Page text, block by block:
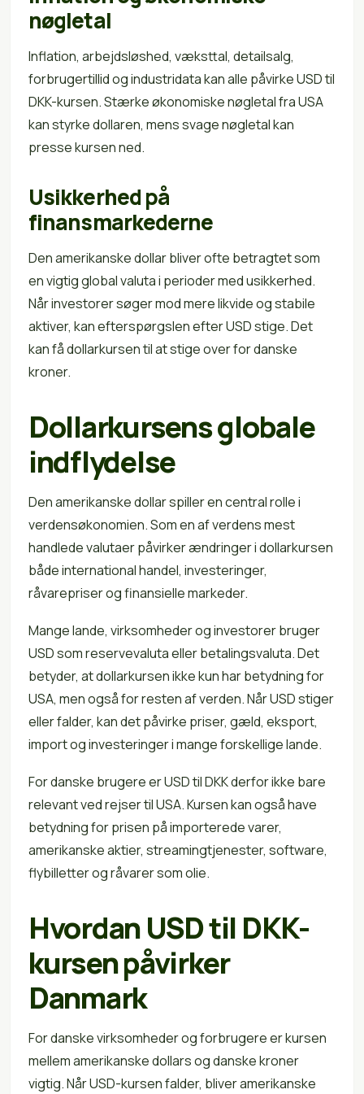
nøgletal
Inflation, arbejdsløshed, væksttal, detailsalg,
forbrugertillid og industridata kan alle påvirke USD til
DKK-kursen. Stærke økonomiske nøgletal fra USA
kan styrke dollaren, mens svage nøgletal kan
presse kursen ned.
Usikkerhed på
finansmarkederne
Den amerikanske dollar bliver ofte betragtet som
en vigtig global valuta i perioder med usikkerhed.
Når investorer søger mod mere likvide og stabile
aktiver, kan efterspørgslen efter USD stige. Det
kan få dollarkursen til at stige over for danske
kroner.
Dollarkursens globale
indflydelse
Den amerikanske dollar spiller en central rolle i
verdensøkonomien. Som en af verdens mest
handlede valutaer påvirker ændringer i dollarkursen
både international handel, investeringer,
råvarepriser og finansielle markeder.
Mange lande, virksomheder og investorer bruger
USD som reservevaluta eller betalingsvaluta. Det
betyder, at dollarkursen ikke kun har betydning for
USA, men også for resten af verden. Når USD stiger
eller falder, kan det påvirke priser, gæld, eksport,
import og investeringer i mange forskellige lande.
For danske brugere er USD til DKK derfor ikke bare
relevant ved rejser til USA. Kursen kan også have
betydning for prisen på importerede varer,
amerikanske aktier, streamingtjenester, software,
flybilletter og råvarer som olie.
Hvordan USD til DKK-
kursen påvirker
Danmark
For danske virksomheder og forbrugere er kursen
mellem amerikanske dollars og danske kroner
vigtig. Når USD-kursen falder, bliver amerikanske